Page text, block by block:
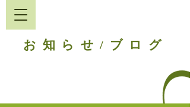
お知らせ / ブログ